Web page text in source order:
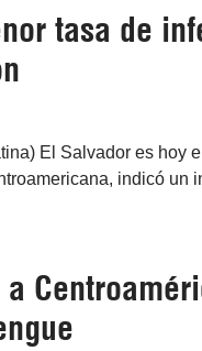
tasa de
El Salvador es hoy
indicó un